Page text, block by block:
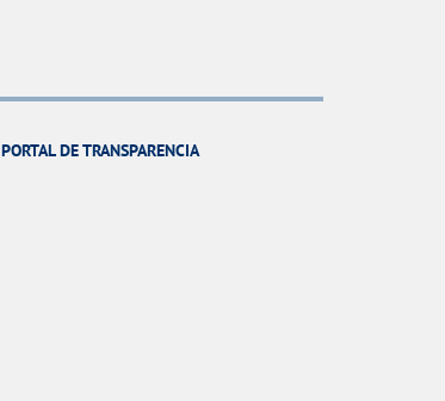
PORTAL DE TRANSPARENCIA